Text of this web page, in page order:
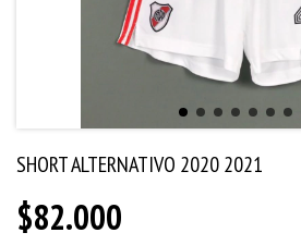
SHORT ALTERNATIVO 2020 2021
$82.000